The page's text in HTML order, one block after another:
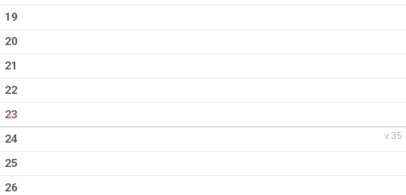
19
20
21
22
23
v.35
24
25
26